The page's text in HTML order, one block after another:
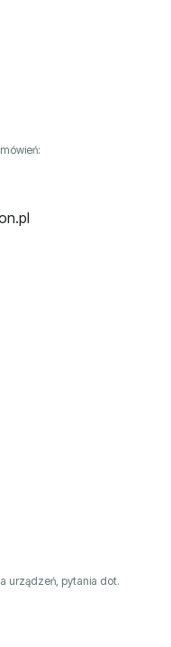
urządzeń, pytania dot.